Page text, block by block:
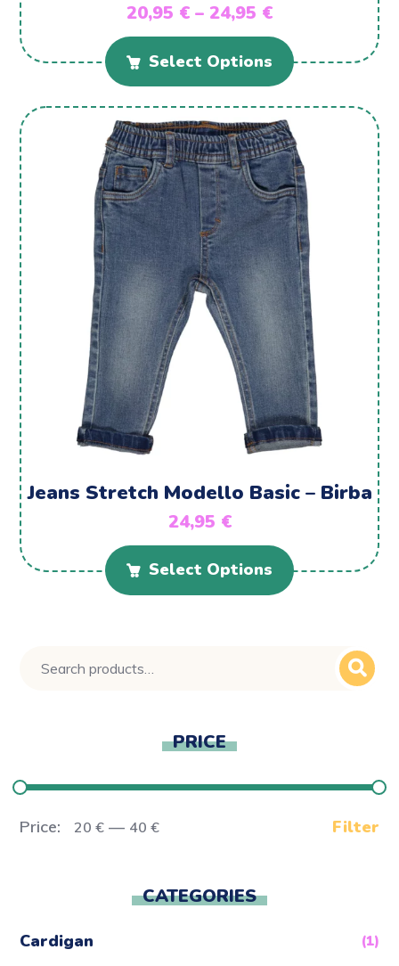
20,95 € – 24,95 €
Select Options
Jeans Stretch Modello Basic – Birba
24,95 €
Select Options
PRICE
Filter
Price: 20 € — 40 €
CATEGORIES
Cardigan (1)